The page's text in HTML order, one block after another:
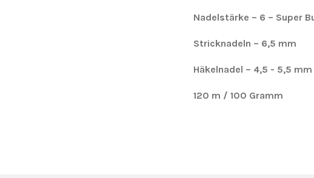
Nadelstärke – 6 – Super
Stricknadeln – 6,5 mm
Häkelnadel – 4,5 - 5,5 mm
120 m / 100 Gramm